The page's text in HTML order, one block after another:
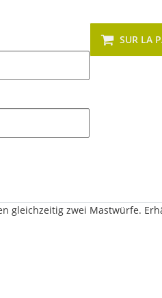
SUR LA
gleichzeitig zwei Mastwürfe.